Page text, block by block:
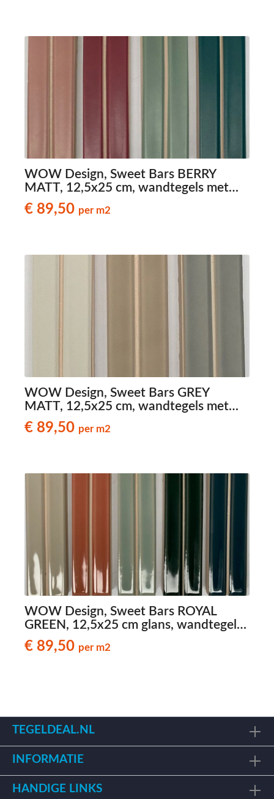
WOW Design, Sweet Bars BERRY
MATT, 12,5x25 cm, wandtegels met
reliëf
€ 89,50 per m2
WOW Design, Sweet Bars GREY
MATT, 12,5x25 cm, wandtegels met
reliëf
€ 89,50 per m2
WOW Design, Sweet Bars ROYAL
GREEN, 12,5x25 cm glans, wandtegels
met reliëf
€ 89,50 per m2
TEGELDEAL.NL
INFORMATIE
HANDIGE LINKS